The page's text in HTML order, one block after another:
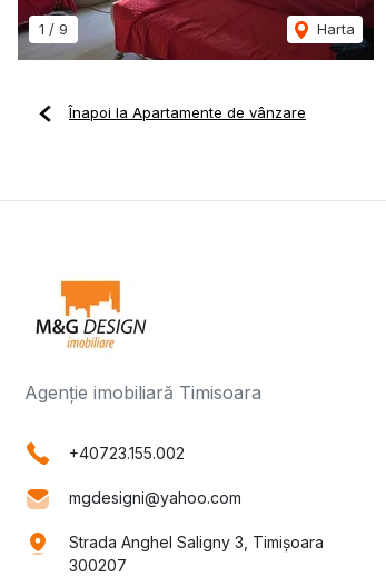
1 / 9 Harta
Înapoi la Apartamente de vânzare
Agenție imobiliară Timisoara
+40723.155.002
mgdesigni@yahoo.com
Strada Anghel Saligny 3, Timișoara
300207